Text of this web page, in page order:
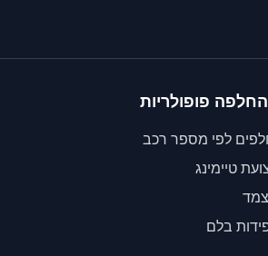
פופולריות
לפי מספר רכב
טיימינג
בלם